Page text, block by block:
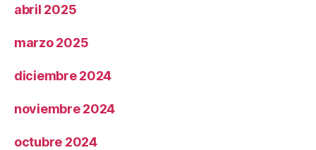
abril 2025
marzo 2025
diciembre 2024
noviembre 2024
octubre 2024